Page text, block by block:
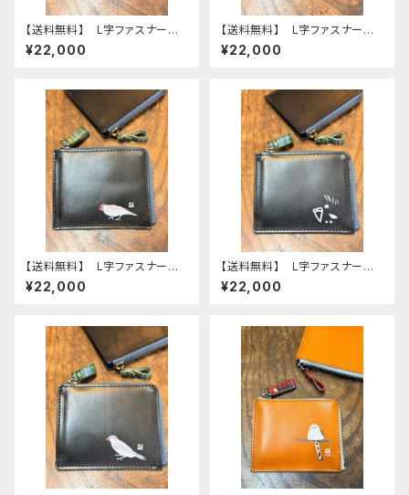
【送料無料】 L字ファスナー財
布 ブラック オカメ３兄弟 オ
カメインコ 財布 Black
¥22,000
【送料無料】 L字ファスナー財
布 ブラック クリーム文鳥
文鳥 ブンチョウ ぶんちょう
¥22,000
【送料無料】 L字ファスナー財
布 ブラック シナモン文鳥
文鳥 ブンチョウ ぶんちょう
¥22,000
【送料無料】 L字ファスナー財
布 ブラック モノトーン セキ
セイインコ 財布 Black
¥22,000